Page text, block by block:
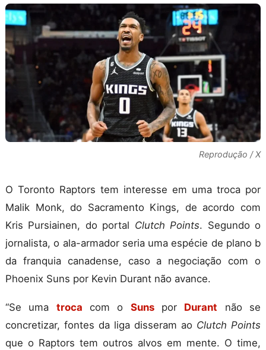
Reprodução / X
O Toronto Raptors tem interesse em uma troca por
Malik Monk, do Sacramento Kings, de acordo com
Kris Pursiainen, do portal Clutch Points. Segundo o
jornalista, o ala-armador seria uma espécie de plano b
da franquia canadense, caso a negociação com o
Phoenix Suns por Kevin Durant não avance.
“Se uma troca com o Sunspor Durant não se
concretizar, fontes da liga disseram ao Clutch Points
que o Raptors tem outros alvos em mente. O time,